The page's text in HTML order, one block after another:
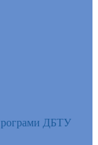
програми ДБТУ